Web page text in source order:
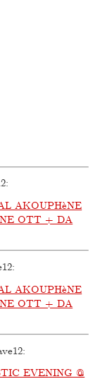
AKOUPHèNE
OTT + DA
AKOUPHèNE
OTT + DA
EVENING @